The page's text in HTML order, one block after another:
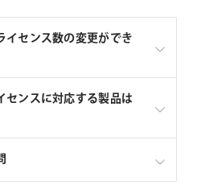
イセンス数の変更ができ
のを複数ライセンスご購入
の販売となります。複数ラ
センスに対応する製品は
ライセンスの取扱いがあり